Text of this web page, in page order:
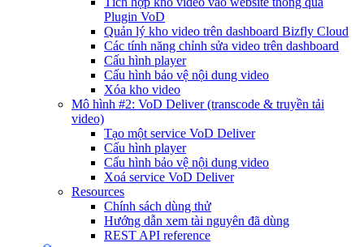
Plugin VoD
Quản lý kho video trên dashboard Bizfly Cloud
Các tính năng chỉnh sửa video trên dashboard
Cấu hình player
Cấu hình bảo vệ nội dung video
Xóa kho video
Mô hình #2: VoD Deliver (transcode & truyền tải
video)
Tạo một service VoD Deliver
Cấu hình player
Cấu hình bảo vệ nội dung video
Xoá service VoD Deliver
Resources
Chính sách dùng thử
Hướng dẫn xem tài nguyên đã dùng
REST API reference